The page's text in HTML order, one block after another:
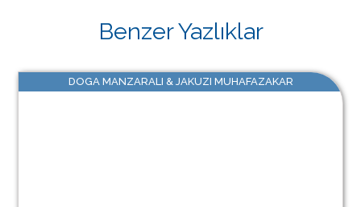
Benzer Yazlıklar
DOGA MANZARALI & JAKUZI MUHAFAZAKAR